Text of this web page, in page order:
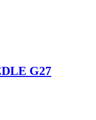
G27